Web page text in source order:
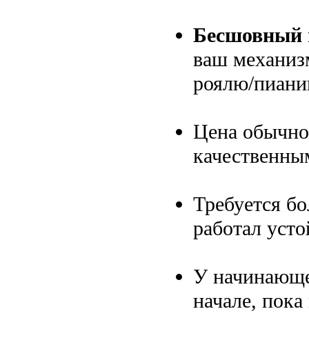
Бесшовный
ваш
роялю/
Цена
Требуется
работал
У
начале,